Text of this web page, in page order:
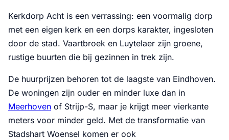
Kerkdorp Acht is een verrassing: een voormalig dorp
met een eigen kerk en een dorps karakter, ingesloten
door de stad. Vaartbroek en Luytelaer zijn groene,
rustige buurten die bij gezinnen in trek zijn.
De huurprijzen behoren tot de laagste van Eindhoven.
De woningen zijn ouder en minder luxe dan in
Meerhoven of Strijp-S, maar je krijgt meer vierkante
meters voor minder geld. Met de transformatie van
Stadshart Woensel komen er ook